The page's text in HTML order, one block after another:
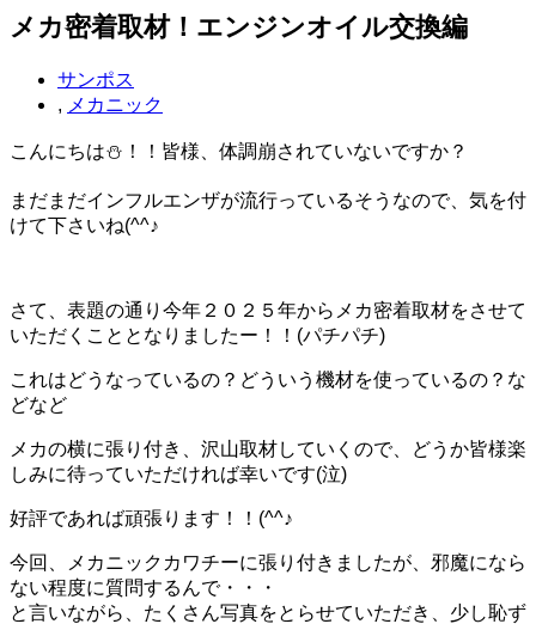
メカ密着取材！エンジンオイル交換編
サンポス
, メカニック
こんにちは⛄！！皆様、体調崩されていないですか？
まだまだインフルエンザが流行っているそうなので、気を付
けて下さいね(^^♪
さて、表題の通り今年２０２５年からメカ密着取材をさせて
いただくこととなりましたー！！(パチパチ)
これはどうなっているの？どういう機材を使っているの？な
どなど
メカの横に張り付き、沢山取材していくので、どうか皆様楽
しみに待っていただければ幸いです(泣)
好評であれば頑張ります！！(^^♪
今回、メカニックカワチーに張り付きましたが、邪魔になら
ない程度に質問するんで・・・
と言いながら、たくさん写真をとらせていただき、少し恥ず